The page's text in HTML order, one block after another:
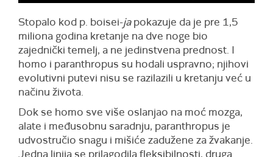
Stopalo kod p. boisei-japokazuje da je pre 1,5
miliona godina kretanje na dve noge bio
zajednički temelj, a ne jedinstvena prednost. I
homo i paranthropus su hodali uspravno; njihovi
evolutivni putevi nisu se razilazili u kretanju već u
načinu života.
Dok se homo sve više oslanjao na moć mozga,
alate i međusobnu saradnju, paranthropus je
udvostručio snagu i mišiće zadužene za žvakanje.
Jedna linija se prilagodila fleksibilnosti, druga